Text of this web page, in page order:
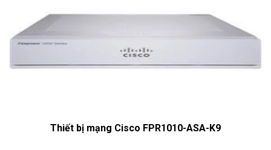
Thiết bị mạng Cisco FPR1010-ASA-K9